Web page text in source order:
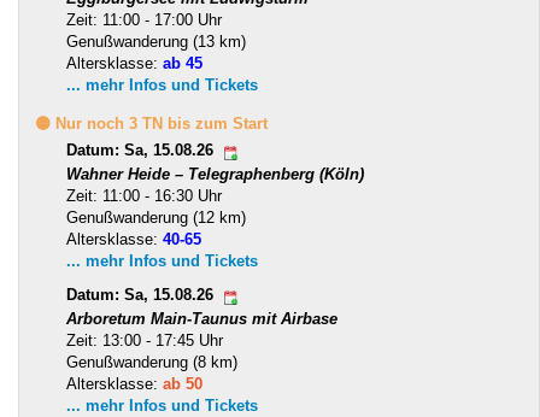
Zeit: 11:00 - 17:00 Uhr
Genußwanderung (13 km)
Altersklasse: ab 45
... mehr Infos und Tickets
🟡 Nur noch 3 TN bis zum Start
Datum: Sa, 15.08.26
Wahner Heide – Telegraphenberg (Köln)
Zeit: 11:00 - 16:30 Uhr
Genußwanderung (12 km)
Altersklasse: 40-65
... mehr Infos und Tickets
Datum: Sa, 15.08.26
Arboretum Main-Taunus mit Airbase
Zeit: 13:00 - 17:45 Uhr
Genußwanderung (8 km)
Altersklasse: ab 50
... mehr Infos und Tickets